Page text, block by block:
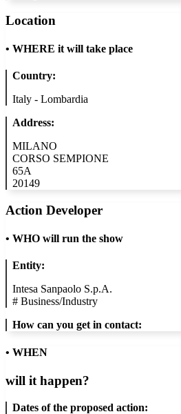
Location
• WHERE it will take place
Country:
Italy - Lombardia
Address:
MILANO
CORSO SEMPIONE
65A
20149
Action Developer
• WHO will run the show
Entity:
Intesa Sanpaolo S.p.A.
# Business/Industry
How can you get in contact:
• WHEN
will it happen?
Dates of the proposed action: